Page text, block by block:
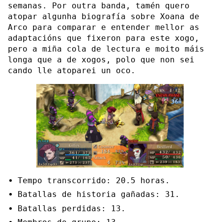
semanas. Por outra banda, tamén quero
atopar algunha biografía sobre Xoana de
Arco para comparar e entender mellor as
adaptacións que fixeron para este xogo,
pero a miña cola de lectura e moito máis
longa que a de xogos, polo que non sei
cando lle atoparei un oco.
Tempo transcorrido: 20.5 horas.
Batallas de historia gañadas: 31.
Batallas perdidas: 13.